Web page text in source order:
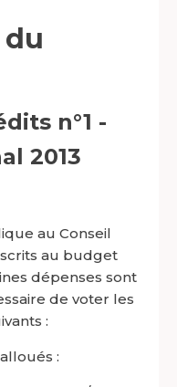
n°1 -
2013
au Conseil
au budget
dépenses sont
de voter les
:
: